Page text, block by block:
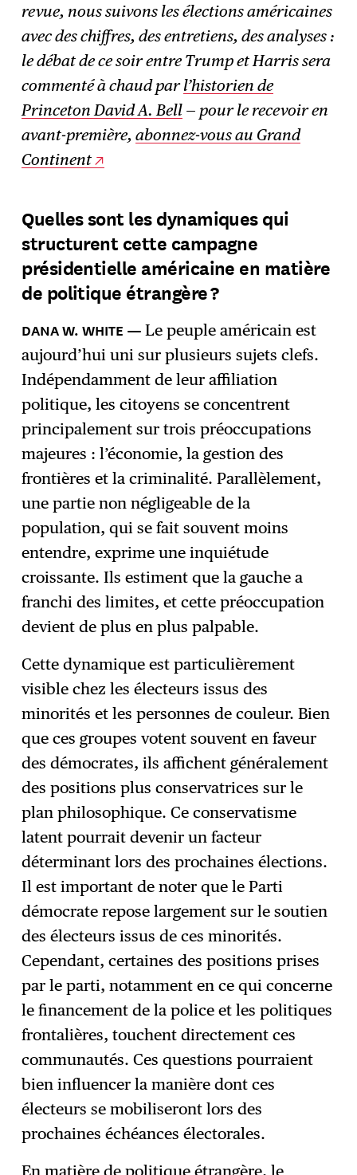
revue, nous suivons les élections américaines
avec des chiffres, des entretiens, des analyses :
le débat de ce soir entre Trump et Harris sera
commenté à chaud parl’historien de
Princeton David A. Bell — pour le recevoir en
avant-première,abonnez-vous au Grand
Continent
Quelles sont les dynamiques qui
structurent cette campagne
présidentielle américaine en matière
de politique étrangère ?
Le peuple américain est
aujourd’hui uni sur plusieurs sujets clefs.
Indépendamment de leur affiliation
politique, les citoyens se concentrent
principalement sur trois préoccupations
majeures : l’économie, la gestion des
frontières et la criminalité. Parallèlement,
une partie non négligeable de la
population, qui se fait souvent moins
entendre, exprime une inquiétude
croissante. Ils estiment que la gauche a
franchi des limites, et cette préoccupation
devient de plus en plus palpable.
Cette dynamique est particulièrement
visible chez les électeurs issus des
minorités et les personnes de couleur. Bien
que ces groupes votent souvent en faveur
des démocrates, ils affichent généralement
des positions plus conservatrices sur le
plan philosophique. Ce conservatisme
latent pourrait devenir un facteur
déterminant lors des prochaines élections.
Il est important de noter que le Parti
démocrate repose largement sur le soutien
des électeurs issus de ces minorités.
Cependant, certaines des positions prises
par le parti, notamment en ce qui concerne
le financement de la police et les politiques
frontalières, touchent directement ces
communautés. Ces questions pourraient
bien influencer la manière dont ces
électeurs se mobiliseront lors des
prochaines échéances électorales.
En matière de politique étrangère, le